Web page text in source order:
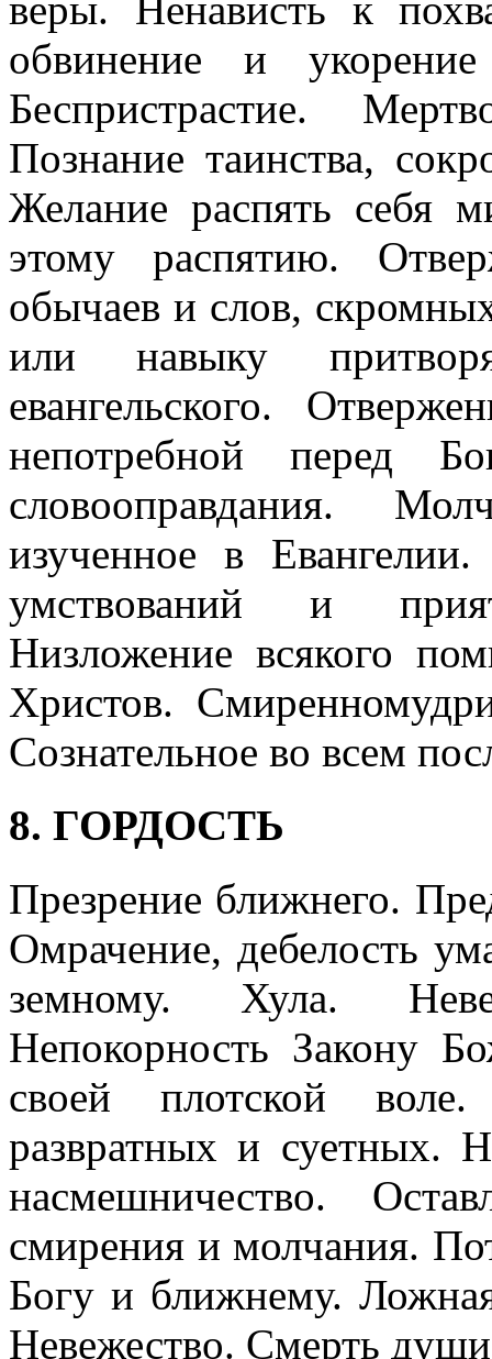
обвинение и
Беспристрастие.
Познание таинства,
Желание распять себя
этому распятию.
обычаев и слов,
или навыку
евангельского.
непотребной перед
словооправдания.
изученное в
умствований и
Низложение всякого
Христов.
Сознательное во всем
8. ГОРДОСТЬ
Презрение ближнего.
Омрачение, дебелость
земному. Хула.
Непокорность Закону
своей плотской
развратных и суетных.
насмешничество.
смирения и молчания.
Богу и ближнему.
Невежество. Смерть